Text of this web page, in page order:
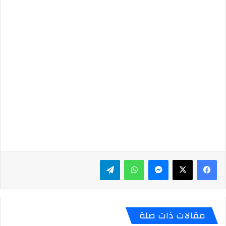
ماسنجر واتساب تيلقرام
مقالات ذات صلة